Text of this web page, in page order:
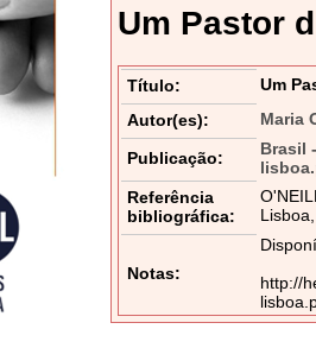
Um Pastor
Título:
Um
Autor(es):
Maria
Publicação:
Brasil
Referência
bibliográfica:
Notas:
http://